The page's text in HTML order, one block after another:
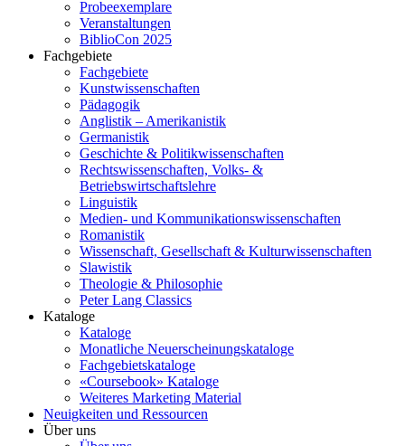
Probeexemplare
Veranstaltungen
BiblioCon 2025
Fachgebiete
Fachgebiete
Kunstwissenschaften
Pädagogik
Anglistik – Amerikanistik
Germanistik
Geschichte & Politikwissenschaften
Rechtswissenschaften, Volks- &
Betriebswirtschaftslehre
Linguistik
Medien- und Kommunikationswissenschaften
Romanistik
Wissenschaft, Gesellschaft & Kulturwissenschaften
Slawistik
Theologie & Philosophie
Peter Lang Classics
Kataloge
Kataloge
Monatliche Neuerscheinungskataloge
Fachgebietskataloge
«Coursebook» Kataloge
Weiteres Marketing Material
Neuigkeiten und Ressourcen
Über uns